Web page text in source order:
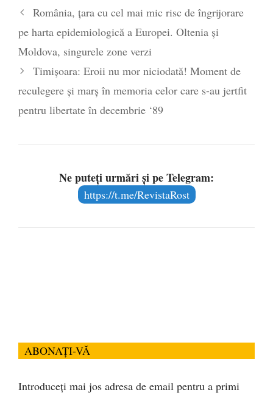
România, țara cu cel mai mic risc de îngrijorare
pe harta epidemiologică a Europei. Oltenia și
Moldova, singurele zone verzi
Timișoara: Eroii nu mor niciodată! Moment de
reculegere și marș în memoria celor care s-au jertfit
pentru libertate în decembrie ‘89
Ne puteți urmări și pe Telegram:
https://t.me/RevistaRost
ABONAȚI-VĂ
Introduceți mai jos adresa de email pentru a primi